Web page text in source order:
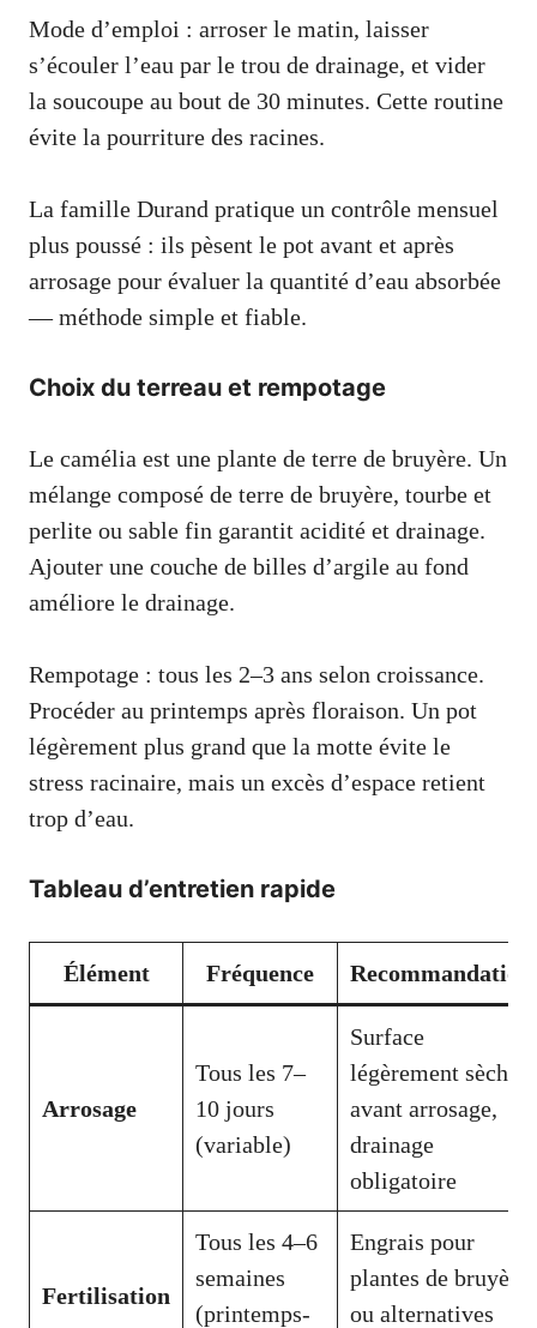
Mode d’emploi : arroser le matin, laisser
s’écouler l’eau par le trou de drainage, et vider
la soucoupe au bout de 30 minutes. Cette routine
évite la pourriture des racines.
La famille Durand pratique un contrôle mensuel
plus poussé : ils pèsent le pot avant et après
arrosage pour évaluer la quantité d’eau absorbée
— méthode simple et fiable.
Choix du terreau et rempotage
Le camélia est une plante de terre de bruyère. Un
mélange composé de terre de bruyère, tourbe et
perlite ou sable fin garantit acidité et drainage.
Ajouter une couche de billes d’argile au fond
améliore le drainage.
Rempotage : tous les 2–3 ans selon croissance.
Procéder au printemps après floraison. Un pot
légèrement plus grand que la motte évite le
stress racinaire, mais un excès d’espace retient
trop d’eau.
Tableau d’entretien rapide
Élément Fréquence Recommandation
Arrosage
Tous les 7–
10 jours
(variable)
Surface
légèrement sèche
avant arrosage,
drainage
obligatoire
Fertilisation
Tous les 4–6
semaines
(printemps-
Engrais pour
plantes de bruyère
ou alternatives